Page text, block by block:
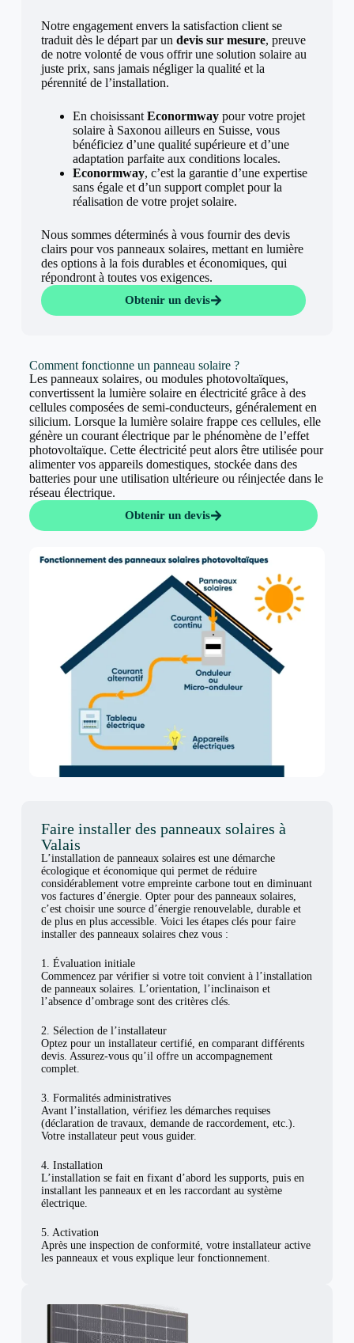
Notre engagement envers la satisfaction client se
traduit dès le départ par un devis sur mesure, preuve
de notre volonté de vous offrir une solution solaire au
juste prix, sans jamais négliger la qualité et la
pérennité de l’installation.
En choisissant Econormwaypour votre projet
solaire à Saxonou ailleurs en Suisse, vous
bénéficiez d’une qualité supérieure et d’une
adaptation parfaite aux conditions locales.
Econormway, c’est la garantie d’une expertise
sans égale et d’un support complet pour la
réalisation de votre projet solaire.
Nous sommes déterminés à vous fournir des devis
clairs pour vos panneaux solaires, mettant en lumière
des options à la fois durables et économiques, qui
répondront à toutes vos exigences.
Obtenir un devis
Comment fonctionne un panneau solaire ?
Les panneaux solaires, ou modules photovoltaïques,
convertissent la lumière solaire en électricité grâce à des
cellules composées de semi-conducteurs, généralement en
silicium. Lorsque la lumière solaire frappe ces cellules, elle
génère un courant électrique par le phénomène de l’effet
photovoltaïque. Cette électricité peut alors être utilisée pour
alimenter vos appareils domestiques, stockée dans des
batteries pour une utilisation ultérieure ou réinjectée dans le
réseau électrique.
Obtenir un devis
Faire installer des panneaux solaires à
Valais
L’installation de panneaux solaires est une démarche
écologique et économique qui permet de réduire
considérablement votre empreinte carbone tout en diminuant
vos factures d’énergie. Opter pour des panneaux solaires,
c’est choisir une source d’énergie renouvelable, durable et
de plus en plus accessible. Voici les étapes clés pour faire
installer des panneaux solaires chez vous :
1. Évaluation initiale
Commencez par vérifier si votre toit convient à l’installation
de panneaux solaires. L’orientation, l’inclinaison et
l’absence d’ombrage sont des critères clés.
2. Sélection de l’installateur
Optez pour un installateur certifié, en comparant différents
devis. Assurez-vous qu’il offre un accompagnement
complet.
3. Formalités administratives
Avant l’installation, vérifiez les démarches requises
(déclaration de travaux, demande de raccordement, etc.).
Votre installateur peut vous guider.
4. Installation
L’installation se fait en fixant d’abord les supports, puis en
installant les panneaux et en les raccordant au système
électrique.
5. Activation
Après une inspection de conformité, votre installateur active
les panneaux et vous explique leur fonctionnement.